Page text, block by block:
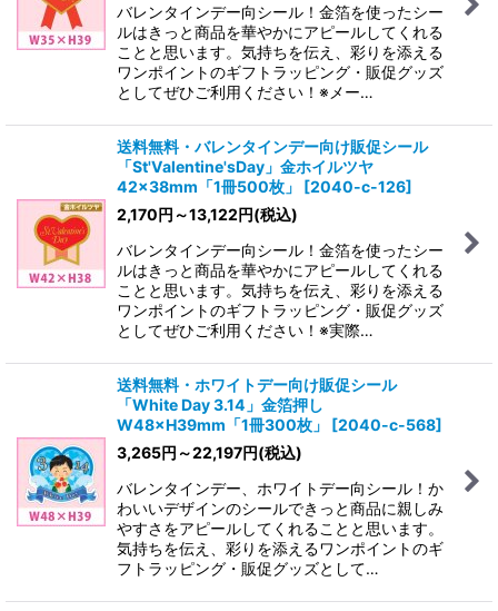
バレンタインデー向シール！金箔を使ったシー
ルはきっと商品を華やかにアピールしてくれる
ことと思います。気持ちを伝え、彩りを添える
ワンポイントのギフトラッピング・販促グッズ
としてぜひご利用ください！※メー…
送料無料・バレンタインデー向け販促シール
「St'Valentine'sDay」金ホイルツヤ
42×38mm「1冊500枚」
[2040-c-126]
2,170円 ～13,122円(税込)
バレンタインデー向シール！金箔を使ったシー
ルはきっと商品を華やかにアピールしてくれる
ことと思います。気持ちを伝え、彩りを添える
ワンポイントのギフトラッピング・販促グッズ
としてぜひご利用ください！※実際…
送料無料・ホワイトデー向け販促シール
「White Day 3.14」金箔押し
W48×H39mm「1冊300枚」
[2040-c-568]
3,265円 ～22,197円(税込)
バレンタインデー、ホワイトデー向シール！か
わいいデザインのシールできっと商品に親しみ
やすさをアピールしてくれることと思います。
気持ちを伝え、彩りを添えるワンポイントのギ
フトラッピング・販促グッズとして…